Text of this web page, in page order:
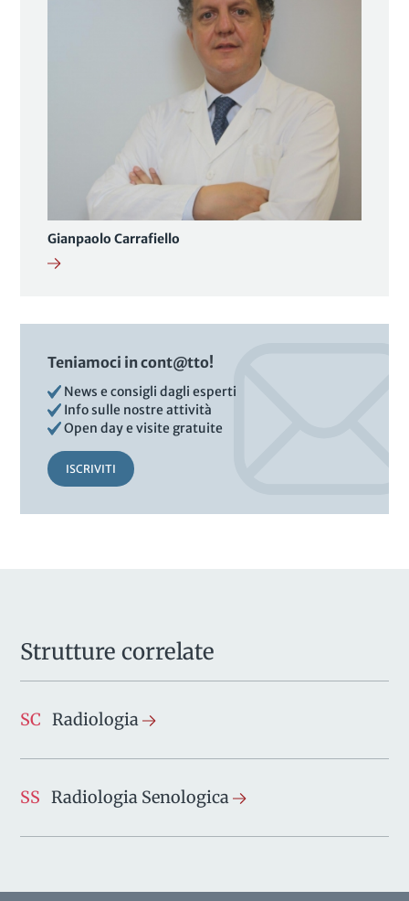
Gianpaolo Carrafiello
Teniamoci in cont@tto!
News e consigli dagli esperti
Info sulle nostre attività
Open day e visite gratuite
ISCRIVITI
Strutture correlate
SC Radiologia
SS Radiologia Senologica